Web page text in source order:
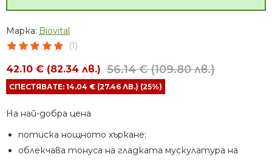
Марка: Biovital
(1)
42.10 € (82.34 лв.) 56.14 € (109.80 лв.)
СПЕСТЯВАТЕ: 14.04 € (27.46 ЛВ.) (25%)
На най-добра цена
потиска нощното хъркане;
облекчава тонуса на гладката мускулатура на